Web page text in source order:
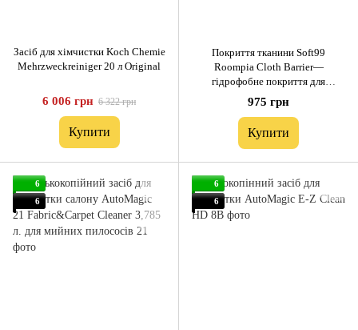
Засіб для хімчистки Koch Chemie
Mehrzweckreiniger 20 л Original
6 006 грн 6 322 грн
Купити
Покриття тканини Soft99
Roompia Cloth Barrier—
гідрофобне покриття для
тканинних сидінь 260 мл
975 грн
Купити
6
6
6
6